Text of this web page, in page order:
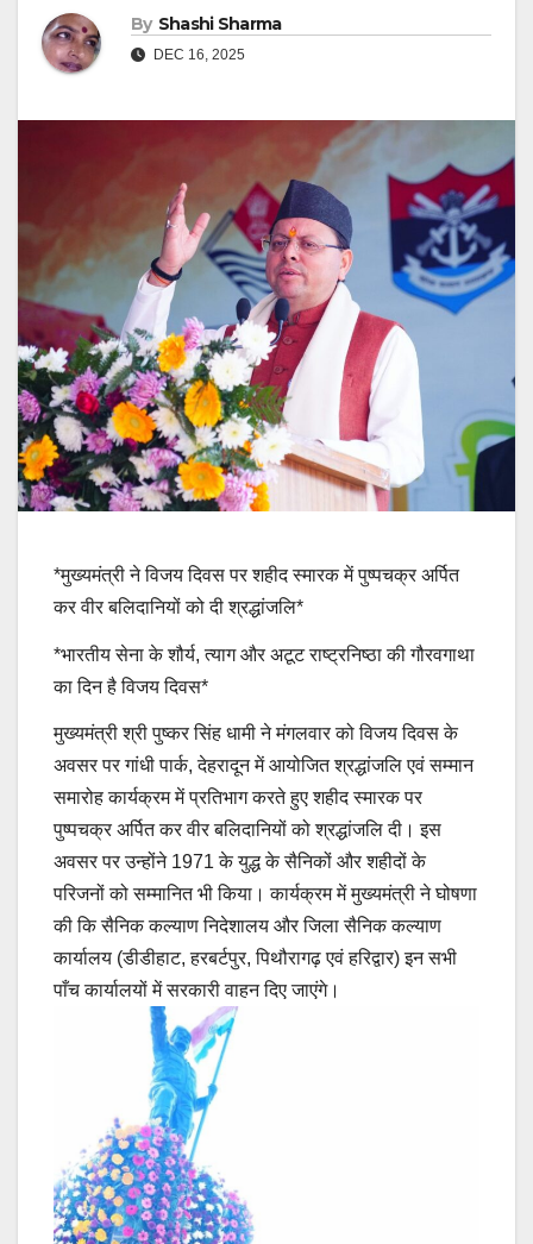
By Shashi Sharma
DEC 16, 2025
*मुख्यमंत्री ने विजय दिवस पर शहीद स्मारक में पुष्पचक्र अर्पित
कर वीर बलिदानियों को दी श्रद्धांजलि*
*भारतीय सेना के शौर्य, त्याग और अटूट राष्ट्रनिष्ठा की गौरवगाथा
का दिन है विजय दिवस*
मुख्यमंत्री श्री पुष्कर सिंह धामी ने मंगलवार को विजय दिवस के
अवसर पर गांधी पार्क, देहरादून में आयोजित श्रद्धांजलि एवं सम्मान
समारोह कार्यक्रम में प्रतिभाग करते हुए शहीद स्मारक पर
पुष्पचक्र अर्पित कर वीर बलिदानियों को श्रद्धांजलि दी। इस
अवसर पर उन्होंने 1971 के युद्ध के सैनिकों और शहीदों के
परिजनों को सम्मानित भी किया। कार्यक्रम में मुख्यमंत्री ने घोषणा
की कि सैनिक कल्याण निदेशालय और जिला सैनिक कल्याण
कार्यालय (डीडीहाट, हरबर्टपुर, पिथौरागढ़ एवं हरिद्वार) इन सभी
पाँच कार्यालयों में सरकारी वाहन दिए जाएंगे।